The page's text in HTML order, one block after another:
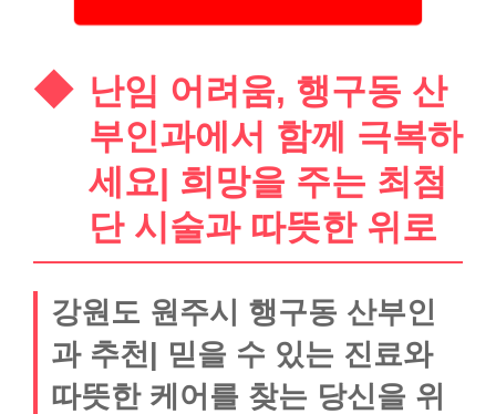
난임 어려움, 행구동 산
부인과에서 함께 극복하
세요| 희망을 주는 최첨
단 시술과 따뜻한 위로
강원도 원주시 행구동 산부인
과 추천| 믿을 수 있는 진료와
따뜻한 케어를 찾는 당신을 위